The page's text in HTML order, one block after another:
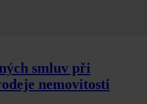
smluv při
nemovitosti